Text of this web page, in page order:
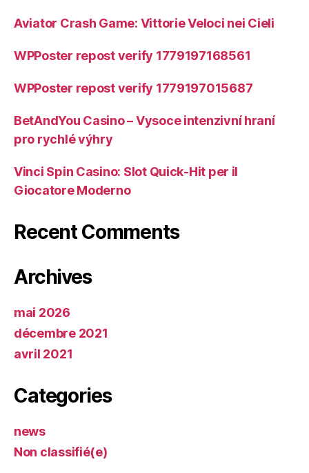
Aviator Crash Game: Vittorie Veloci nei Cieli
WPPoster repost verify 1779197168561
WPPoster repost verify 1779197015687
BetAndYou Casino – Vysoce intenzivní hraní
pro rychlé výhry
Vinci Spin Casino: Slot Quick‑Hit per il
Giocatore Moderno
Recent Comments
Archives
mai 2026
décembre 2021
avril 2021
Categories
news
Non classifié(e)